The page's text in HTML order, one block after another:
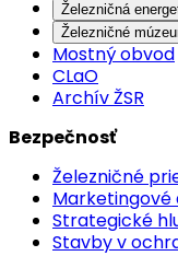
Železničná
Železničné
Mostný obvod
CLaO
Archív ŽSR
Bezpečnosť
Železničné
Marketingové
Strategické
Stavby v